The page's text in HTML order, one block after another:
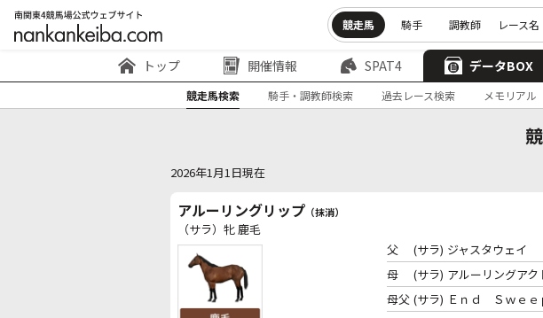
競走馬 騎手 調教師 レース名
トップ 開催情報 SPAT4 データBOX
競走馬検索 騎手・調教師検索 過去レース検索 メモリアル
2026年1月1日現在
アルーリングリップ （抹消）
（サラ）牝 鹿毛
父 (サラ) ジャスタウェイ
母
(サラ) アルーリングアク
母父 (サラ) Ｅｎｄ Ｓｗｅｅ